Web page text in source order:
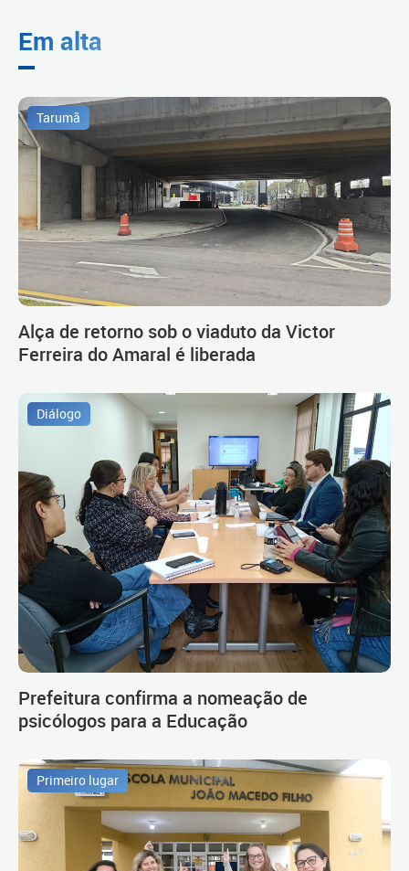
Em alta
Tarumã
Alça de retorno sob o viaduto da Victor
Ferreira do Amaral é liberada
Diálogo
Prefeitura confirma a nomeação de
psicólogos para a Educação
Primeiro lugar